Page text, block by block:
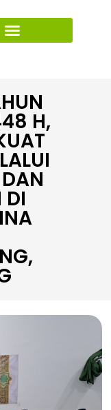
H,
DI